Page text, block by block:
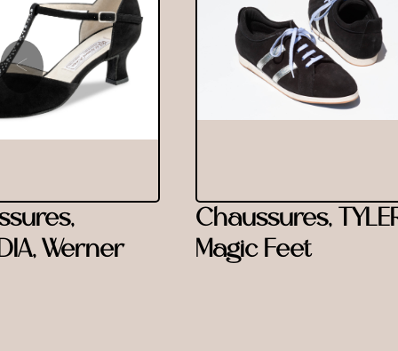
‹
Werner
Chaussures,
Magic Feet